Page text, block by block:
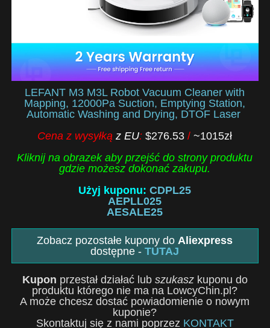
LEFANT M3 M3L Robot Vacuum Cleaner with
Mapping, 12000Pa Suction, Emptying Station,
Automatic Washing and Drying, DTOF Laser
Cena z wysyłką z EU:$276.53/~1015zł
Kliknij na obrazek aby przejść do strony produktu
gdzie możesz dokonać zakupu.
Użyj kuponu: CDPL25
AEPLL025
AESALE25
Zobacz pozostałe kupony doAliexpress
dostępne -TUTAJ
Kupon przestał działać lub szukaszkuponu do
produktu którego nie ma na LowcyChin.pl?
A może chcesz dostać powiadomienie o nowym
kuponie?
Skontaktuj się z nami poprzez KONTAKT